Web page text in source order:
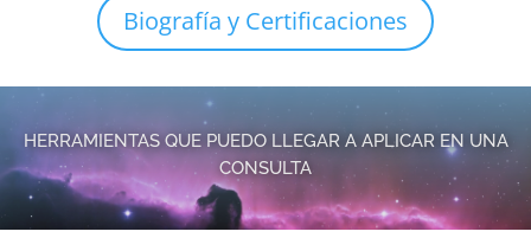
Biografía y Certificaciones
HERRAMIENTAS QUE PUEDO LLEGAR A APLICAR EN UNA
CONSULTA